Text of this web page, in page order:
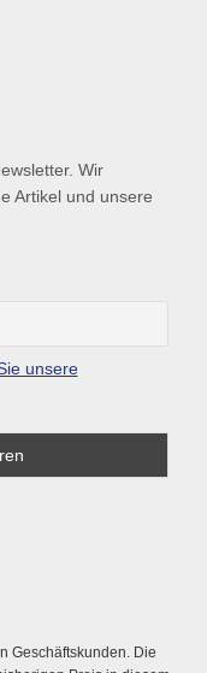
Wir
Artikel und unsere
unsere
Geschäftskunden. Die